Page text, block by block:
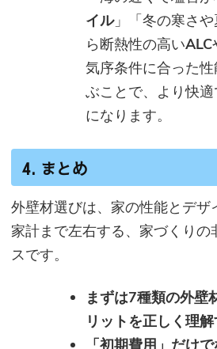
イル」「冬の寒さ
ら断熱性の高いALC
気序条件に合った
ぶことで、より快
になります。
4. まとめ
外壁材選びは、家の性能とデザ
家計まで左右する、家づくりの
スです。
まずは7種類の外壁
リットを正しく理解
「初期費用」だけ